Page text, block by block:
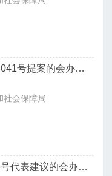
对区政协十五届六次会议第156041号提案的会办意见
社会保障局
对区十七届人大八次会议第096号代表建议的会办意见